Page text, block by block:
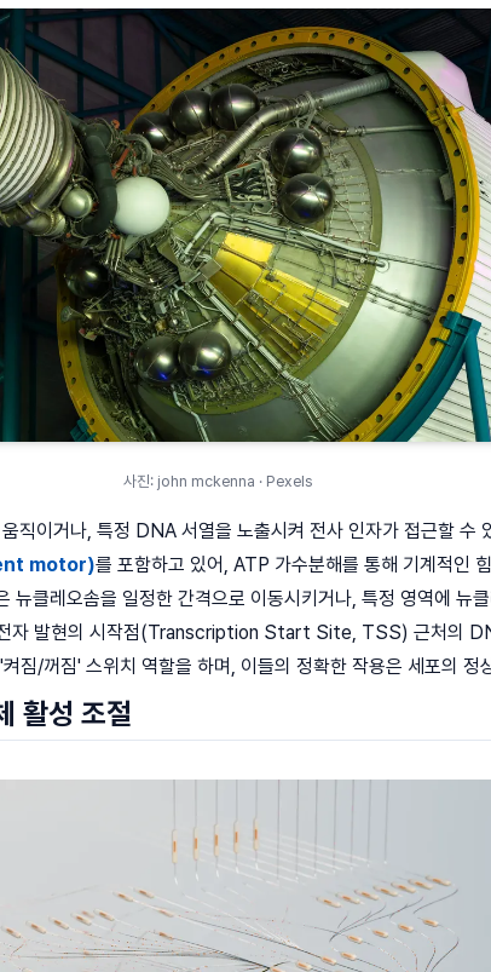
사진: john mckenna · Pexels
직이거나, 특정 DNA 서열을 노출시켜 전사 인자가 접근할 수
motor)를 포함하고 있어, ATP 가수분해를 통해 기계적인
클레오솜을 일정한 간격으로 이동시키거나, 특정 영역에 뉴
자 발현의 시작점(Transcription Start Site, TSS) 근처의
짐/꺼짐' 스위치 역할을 하며, 이들의 정확한 작용은 세포의 정
활성 조절